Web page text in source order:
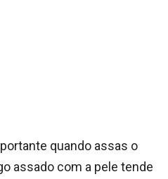
quando assas o
assado com a pele tende